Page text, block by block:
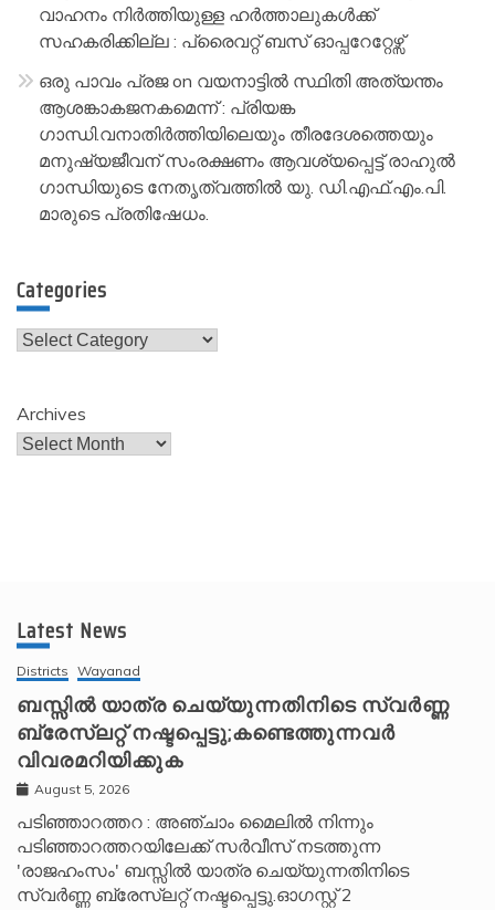
വാഹനം നിർത്തിയുള്ള ഹർത്താലുകൾക്ക്
സഹകരിക്കില്ല : പ്രൈവറ്റ് ബസ് ഓപ്പറേറ്റേഴ്സ്
ഒരു പാവം പ്രജon വയനാട്ടിൽ സ്ഥിതി അത്യന്തം
ആശങ്കാകജനകമെന്ന് : പ്രിയങ്ക
ഗാന്ധി.വനാതിർത്തിയിലെയും തീരദേശത്തെയും
മനുഷ്യജീവന് സംരക്ഷണം ആവശ്യപ്പെട്ട് രാഹുൽ
ഗാന്ധിയുടെ നേതൃത്വത്തിൽ യു. ഡി.എഫ്.എം.പി.
മാരുടെ പ്രതിഷേധം.
Categories
Categories
Archives
Latest News
Districts Wayanad
ബസ്സിൽ യാത്ര ചെയ്യുന്നതിനിടെ സ്വർണ്ണ
ബ്രേസ്‌ലറ്റ് നഷ്ടപ്പെട്ടു;കണ്ടെത്തുന്നവർ
വിവരമറിയിക്കുക
August 5, 2026
പടിഞ്ഞാറത്തറ : അഞ്ചാം മൈലിൽ നിന്നും
പടിഞ്ഞാറത്തറയിലേക്ക് സർവീസ് നടത്തുന്ന
'രാജഹംസം' ബസ്സിൽ യാത്ര ചെയ്യുന്നതിനിടെ
സ്വർണ്ണ ബ്രേസ്‌ലറ്റ് നഷ്ടപ്പെട്ടു.ഓഗസ്റ്റ് 2